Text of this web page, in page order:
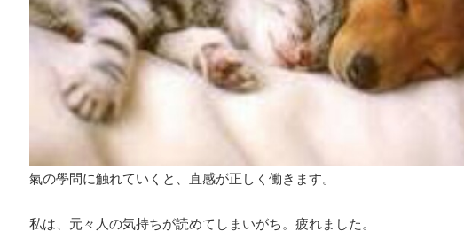
氣の學問に触れていくと、直感が正しく働きます。
私は、元々人の気持ちが読めてしまいがち。疲れました。